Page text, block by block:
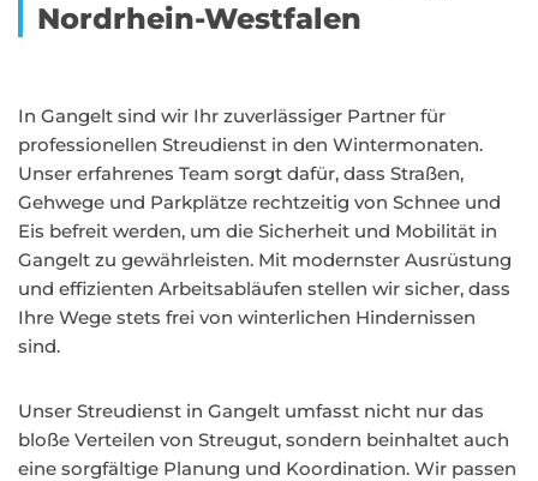
Nordrhein-Westfalen
In Gangelt sind wir Ihr zuverlässiger Partner für
professionellen Streudienst in den Wintermonaten.
Unser erfahrenes Team sorgt dafür, dass Straßen,
Gehwege und Parkplätze rechtzeitig von Schnee und
Eis befreit werden, um die Sicherheit und Mobilität in
Gangelt zu gewährleisten. Mit modernster Ausrüstung
und effizienten Arbeitsabläufen stellen wir sicher, dass
Ihre Wege stets frei von winterlichen Hindernissen
sind.
Unser Streudienst in Gangelt umfasst nicht nur das
bloße Verteilen von Streugut, sondern beinhaltet auch
eine sorgfältige Planung und Koordination. Wir passen